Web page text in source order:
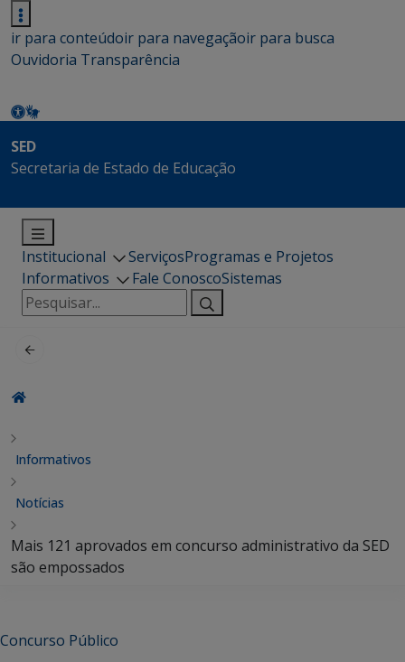
ir para conteúdoir para navegaçãoir para busca
Ouvidoria Transparência
SED
Secretaria de Estado de Educação
Institucional ServiçosProgramas e Projetos
Informativos
Fale ConoscoSistemas
Pesquisar
por:
Informativos
Notícias
Mais 121 aprovados em concurso administrativo da SED
são empossados
Concurso Público